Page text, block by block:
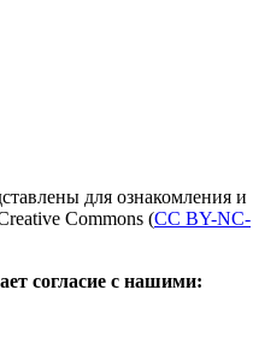
для ознакомления и
Commons (CC BY-NC-
согласие с нашими: